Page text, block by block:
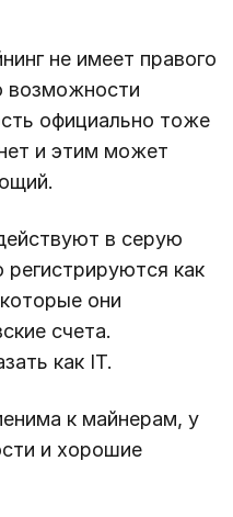
не имеет правого
возможности
официально тоже
и этим может
в серую
регистрируются как
они
счета.
как IT.
к майнерам, у
и хорошие